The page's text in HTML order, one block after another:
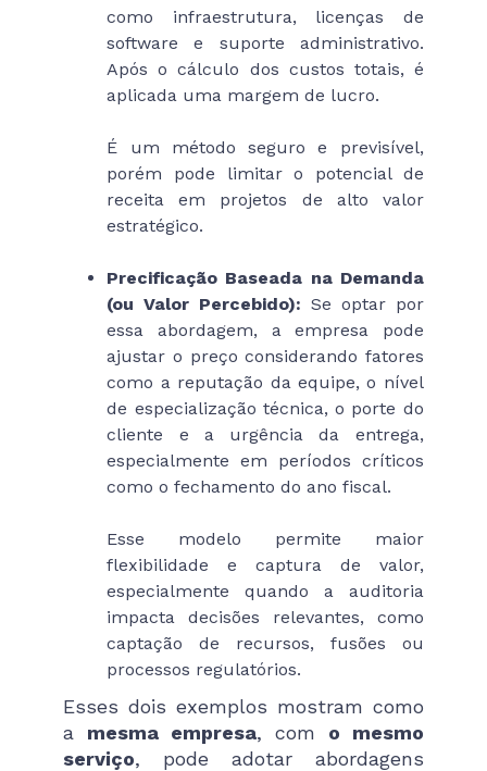
como infraestrutura, licenças de
software e suporte administrativo.
Após o cálculo dos custos totais, é
aplicada uma margem de lucro.
É um método seguro e previsível,
porém pode limitar o potencial de
receita em projetos de alto valor
estratégico.
Precificação Baseada na Demanda
(ou Valor Percebido): Se optar por
essa abordagem, a empresa pode
ajustar o preço considerando fatores
como a reputação da equipe, o nível
de especialização técnica, o porte do
cliente e a urgência da entrega,
especialmente em períodos críticos
como o fechamento do ano fiscal.
Esse modelo permite maior
flexibilidade e captura de valor,
especialmente quando a auditoria
impacta decisões relevantes, como
captação de recursos, fusões ou
processos regulatórios.
Esses dois exemplos mostram como
a mesma empresa, com o mesmo
serviço, pode adotar abordagens